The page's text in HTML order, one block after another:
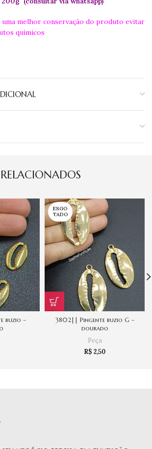
uma melhor conservação do produto evitar
químicos
buzio –
ESGO
TADO
3802|| Pingente buzio G –
dourado
Peça
R$ 2,50